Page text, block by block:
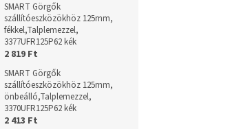
SMART Görgők
szállítóeszközökhöz 125mm,
fékkel,Talplemezzel,
3377UFR125P62 kék
2 819 Ft
SMART Görgők
szállítóeszközökhöz 125mm,
önbeálló,Talplemezzel,
3370UFR125P62 kék
2 413 Ft